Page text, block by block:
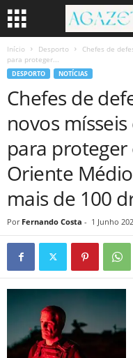
Início Desporto
Chefes de
para proteger...
DESPORTO NOTÍCIAS
Chefes de
novos
para proteger
Oriente
mais de 100
Por Fernando Costa - 1 Junho